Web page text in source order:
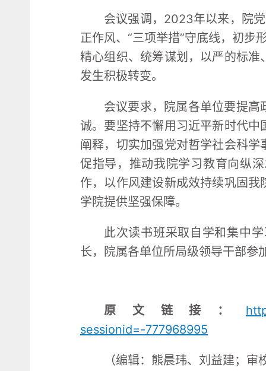
会议强调，2023年以来，院
正作风、“三项举措”守底线，初
精心组织、统筹谋划，以严的标
发生积极转变。
会议要求，院属各单位要提
诚。要坚持不懈用习近平新时代
阐释，切实加强党对哲学社会科
促指导，推动我院学习教育向纵
作，以作风建设新成效持续巩固
学院提供坚强保障。
此次读书班采取自学和集中
长，院属各单位所局级领导干部参
原文链接：
sessionid=-777968995
（编辑：熊晨玮、刘益建；审